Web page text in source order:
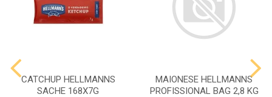
CATCHUP HELLMANNS
SACHE 168X7G
MAIONESE HELLMANNS
PROFISSIONAL BAG 2,8 KG